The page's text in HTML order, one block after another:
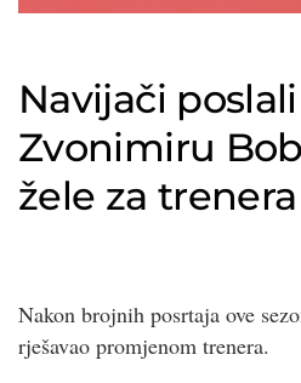
Navijači
Zvonimiru
žele za trenera
Nakon brojnih posrtaja ove
rješavao promjenom trenera.